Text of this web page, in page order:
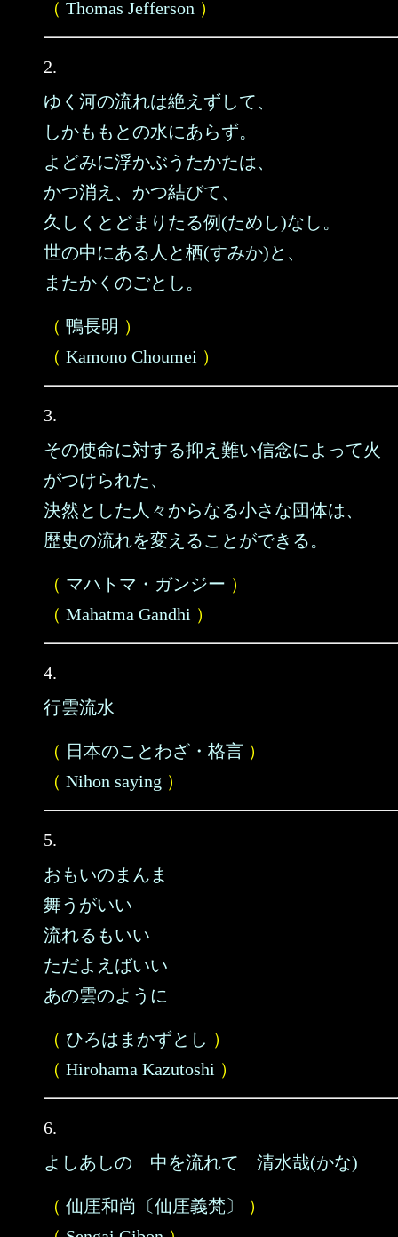
（ Thomas Jefferson ）
2.
ゆく河の流れは絶えずして、
しかももとの水にあらず。
よどみに浮かぶうたかたは、
かつ消え、かつ結びて、
久しくとどまりたる例(ためし)なし。
世の中にある人と栖(すみか)と、
またかくのごとし。
（ 鴨長明 ）
（ Kamono Choumei ）
3.
その使命に対する抑え難い信念によって火
がつけられた、
決然とした人々からなる小さな団体は、
歴史の流れを変えることができる。
（ マハトマ・ガンジー ）
（ Mahatma Gandhi ）
4.
行雲流水
（ 日本のことわざ・格言 ）
（ Nihon saying ）
5.
おもいのまんま
舞うがいい
流れるもいい
ただよえばいい
あの雲のように
（ ひろはまかずとし ）
（ Hirohama Kazutoshi ）
6.
よしあしの 中を流れて 清水哉(かな)
（ 仙厓和尚〔仙厓義梵〕
）